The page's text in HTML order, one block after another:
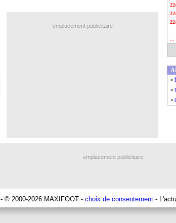
emplacement publicitaire
.
.
.
emplacement publicitaire
- © 2000-2026 MAXIFOOT - choix de consentement -